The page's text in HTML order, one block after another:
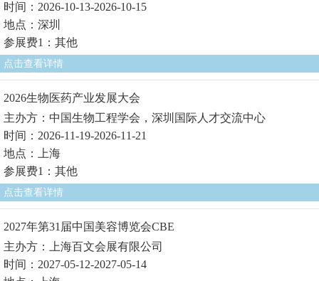
时间：2026-10-13-2026-10-15
地点：深圳
参展费1：其他
点击查看详情
2026生物医药产业发展大会
主办方：中国生物工程学会，深圳国际人才交流中心
时间：2026-11-19-2026-11-21
地点：上海
参展费1：其他
点击查看详情
2027年第31届中国美容博览会CBE
主办方：上海百文会展有限公司
时间：2027-05-12-2027-05-14